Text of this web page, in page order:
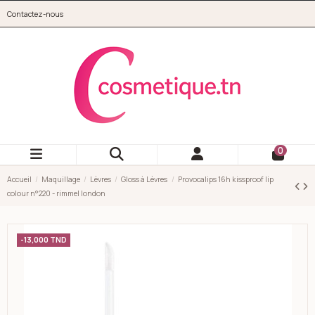
Contactez-nous
0
Accueil Maquillage Lèvres Gloss à Lèvres
Provocalips 16h kissproof lip
colour n°220 - rimmel london
-13,000 TND